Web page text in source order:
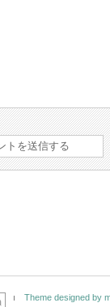
Theme designed by